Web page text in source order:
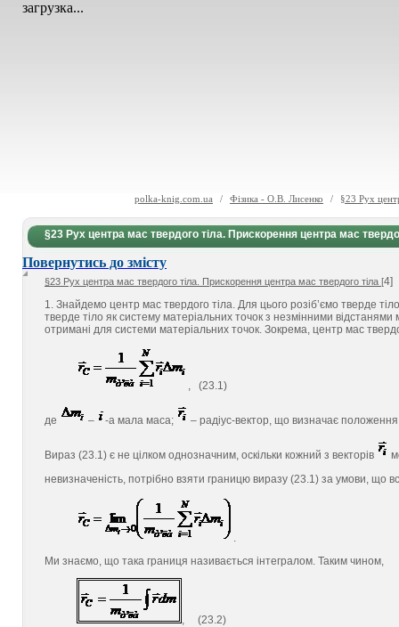
загрузка...
polka-knig.com.ua / Фізика - О.В. Лисенко / §23 Рух
§23 Рух центра мас твердого тіла. Прискорення центра мас
Повернутись до змісту
§23 Рух центра мас твердого тіла. Прискорення центра мас твердого тіла [4]
1. Знайдемо центр мас твердого тіла. Для цього розіб’ємо тверде
тверде тіло як систему матеріальних точок з незмінними
отримані для системи матеріальних точок. Зокрема, центр мас
, (23.1)
де – -а мала маса; – радіус-вектор, що визначає положення
Вираз (23.1) є не цілком однозначним, оскільки кожний з векторів
невизначеність, потрібно взяти границю виразу (23.1) за умови, що
.
Ми знаємо, що така границя називається інтегралом. Таким чином,
, (23.2)